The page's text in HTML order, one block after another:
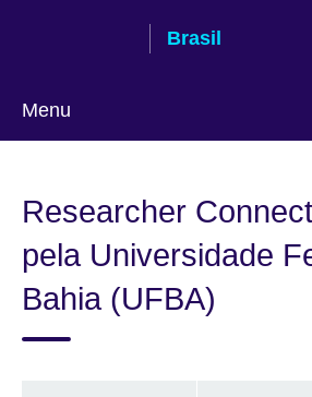
Brasil
Menu
language
Researcher
pela Universidade
Bahia (UFBA)